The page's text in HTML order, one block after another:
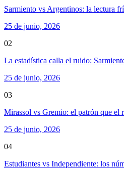
Sarmiento vs Argentinos: la lectura
25 de junio, 2026
02
La estadística calla el ruido:
25 de junio, 2026
03
Mirassol vs Gremio: el patrón que el
25 de junio, 2026
04
Estudiantes vs Independiente: los